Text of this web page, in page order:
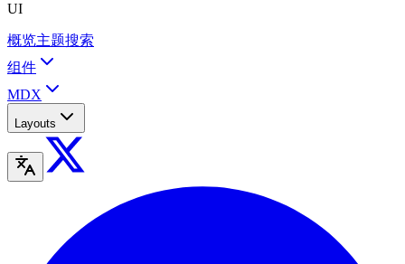
UI
概览主题搜索
组件
MDX
Layouts